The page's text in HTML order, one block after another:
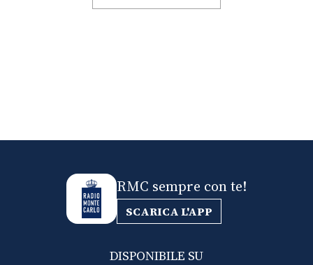
RMC sempre con te!
SCARICA L'APP
DISPONIBILE SU